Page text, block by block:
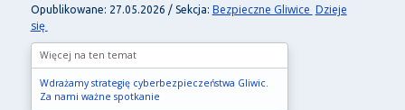
Opublikowane: 27.05.2026 / Sekcja: Bezpieczne Gliwice Dzieje
się
Więcej na ten temat
Wdrażamy strategię cyberbezpieczeństwa Gliwic.
Za nami ważne spotkanie